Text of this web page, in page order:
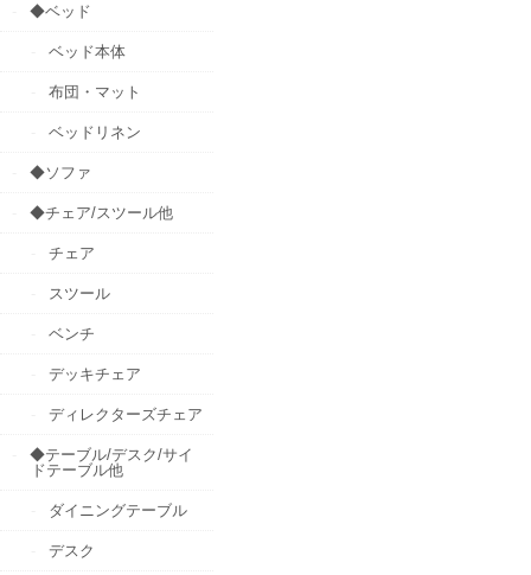
◆ベッド
ベッド本体
布団・マット
ベッドリネン
◆ソファ
◆チェア/スツール他
チェア
スツール
ベンチ
デッキチェア
ディレクターズチェア
◆テーブル/デスク/サイ
ドテーブル他
ダイニングテーブル
デスク